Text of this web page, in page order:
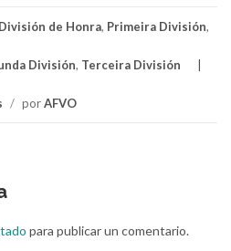
División de Honra, Primeira División,
División, Terceira División
/ porAFVO
para publicar un comentario.